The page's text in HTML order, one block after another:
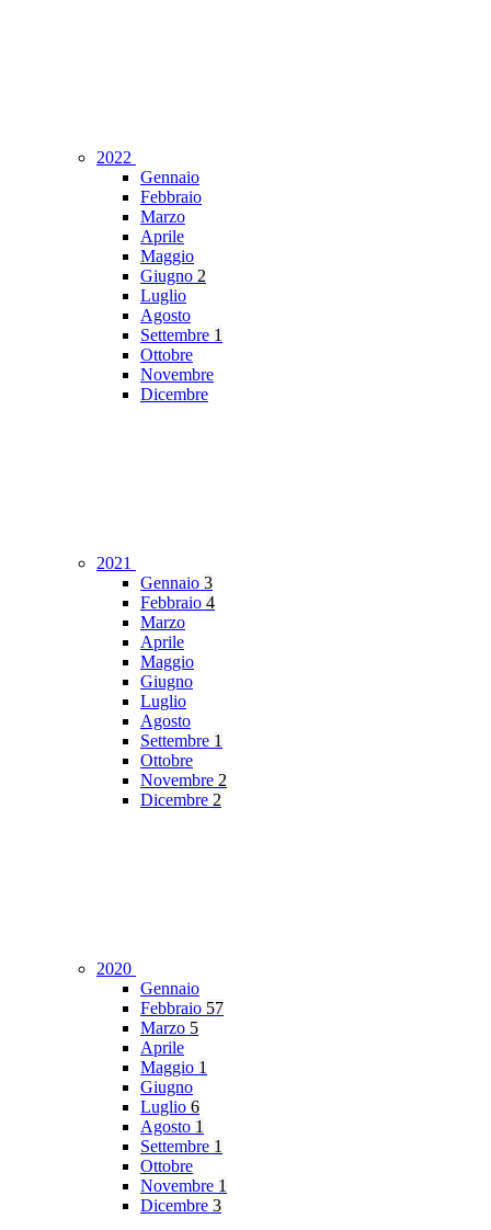
2022
Gennaio
Febbraio
Marzo
Aprile
Maggio
Giugno 2
Luglio
Agosto
Settembre 1
Ottobre
Novembre
Dicembre
2021
Gennaio 3
Febbraio 4
Marzo
Aprile
Maggio
Giugno
Luglio
Agosto
Settembre 1
Ottobre
Novembre 2
Dicembre 2
2020
Gennaio
Febbraio 57
Marzo 5
Aprile
Maggio 1
Giugno
Luglio 6
Agosto 1
Settembre 1
Ottobre
Novembre 1
Dicembre 3